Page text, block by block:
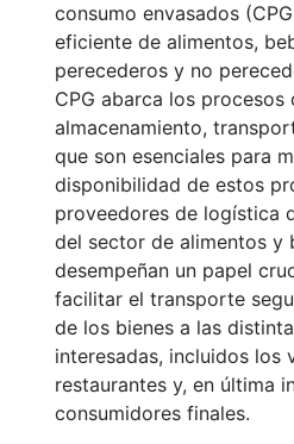
consumo envasados
eficiente de alimentos,
perecederos y no
CPG abarca los procesos
almacenamiento,
que son esenciales para
disponibilidad de estos
proveedores de logística
del sector de alimentos y
desempeñan un papel
facilitar el transporte
de los bienes a las
interesadas, incluidos los
restaurantes y, en última
consumidores finales.